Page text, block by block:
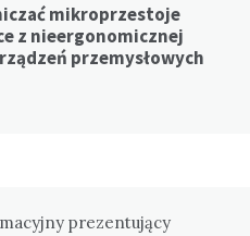
mikroprzestoje
z nieergonomicznej
przemysłowych
prezentujący